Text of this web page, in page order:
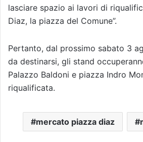
lasciare spazio ai lavori di
Diaz, la piazza del Comune”.
Pertanto, dal prossimo sabato 3
da destinarsi, gli stand
Palazzo Baldoni e piazza Indro
riqualificata.
mercato piazza diaz